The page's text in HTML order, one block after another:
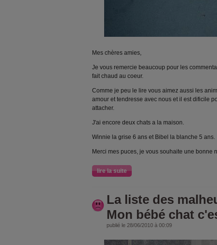
Mes chères amies,
Je vous remercie beaucoup pour les
fait chaud au coeur.
Comme je peu le lire vous aimez aussi les
amour et tendresse avec nous et il est dificile
attacher.
J'ai encore deux chats a la maison.
Winnie la grise 6 ans et Bibel la blanche 5 ans.
Merci mes puces, je vous souhaite une bonne
lire la suite
La liste des
Mon bébé chat
publié le 28/06/2010 à 00:09